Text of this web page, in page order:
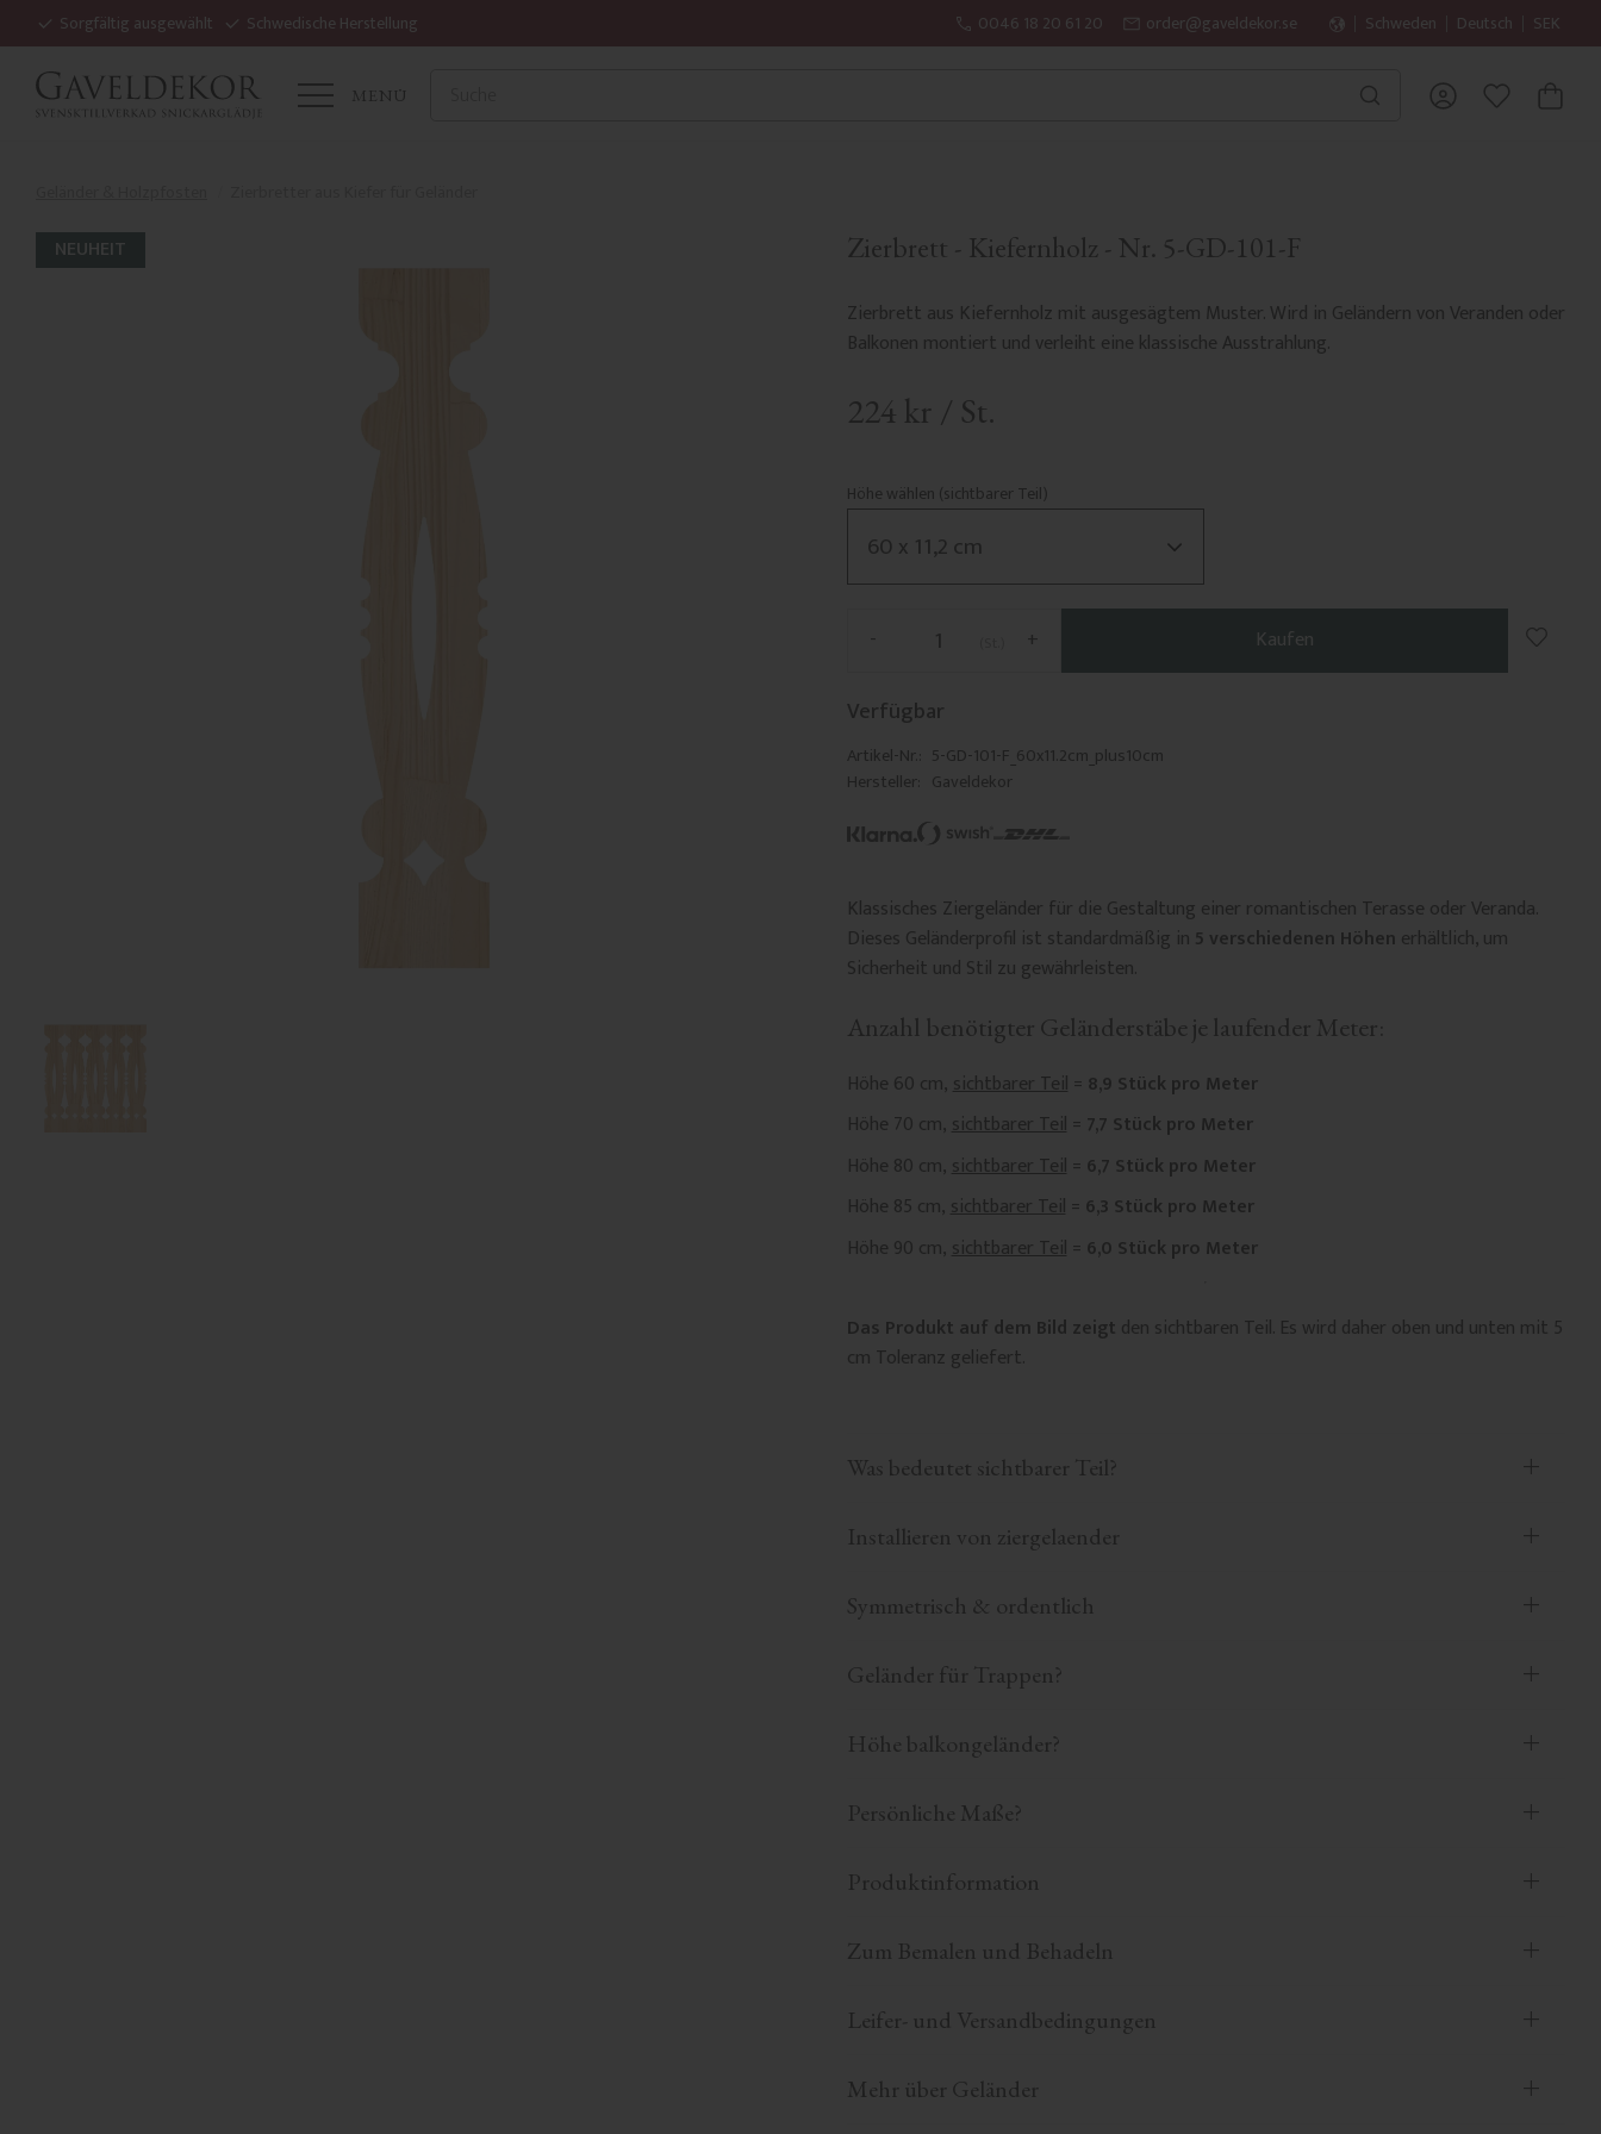
Sorgfältig ausgewählt Schwedische Herstellung 0046 18 20 61 20 order@gaveldekor.se Schweden Deutsch SEK
MENÜ
FAVORITEN
Zierbrett - Kiefernholz - Nr. 5-GD-101-F
Zierbrett aus Kiefernholz mit ausgesägtem Muster. Wird in Geländern von Veranden oder
Balkonen montiert und verleiht eine klassische Ausstrahlung.
NEUHEIT
224 kr / St.
Höhe wählen (sichtbarer Teil)
+
- Kaufen
Zu
Verfügbar
Artikel-Nr. 5-GD-101-F_60x11.2cm_plus10cm
Hersteller Gaveldekor
Klassisches Ziergeländer für die Gestaltung einer romantischen Terasse oder Veranda.
Dieses Geländerprofil ist standardmäßig in 5 verschiedenen Höhen erhältlich, um
Sicherheit und Stil zu gewährleisten.
Anzahl benötigter Geländerstäbe je laufender Meter:
Höhe 60 cm,sichtbarer Teil = 8,9 Stück pro Meter
Höhe 70 cm,sichtbarer Teil = 7,7 Stück pro Meter
Höhe 80 cm,sichtbarer Teil = 6,7 Stück pro Meter
Höhe 85 cm,sichtbarer Teil = 6,3 Stück pro Meter
Höhe 90 cm,sichtbarer Teil = 6,0 Stück pro Meter
Das Produkt auf dem Bild zeigt den sichtbaren Teil. Es wird daher oben und unten mit 5
cm Toleranz geliefert.
Was bedeutet sichtbarer Teil?
Installieren von ziergelaender
Symmetrisch & ordentlich
Geländer für Trappen?
Höhe balkongeländer?
Persönliche Maße?
Produktinformation
Zum Bemalen und Behadeln
Leifer- und Versandbedingungen
Mehr über Geländer